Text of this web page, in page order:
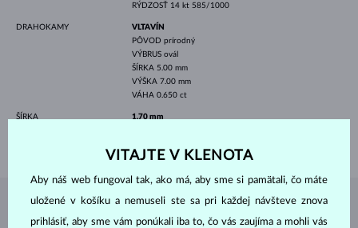
RÝDZOSŤ 14 kt 585/1000
DRAHOKAMY
VLTAVÍN
PÔVOD prírodný
VÝBRUS ovál
ŠÍRKA 5.00 mm
VÝŠKA 7.00 mm
VÁHA 0.650 ct
ŠÍRKA 1.70 mm
VITAJTE V KLENOTA
Aby náš web fungoval tak, ako má, aby sme si pamätali, čo máte
uložené v košíku a nemuseli ste sa pri každej návšteve znova
prihlásiť, aby sme vám ponúkali iba to, čo vás zaujíma a mohli vás